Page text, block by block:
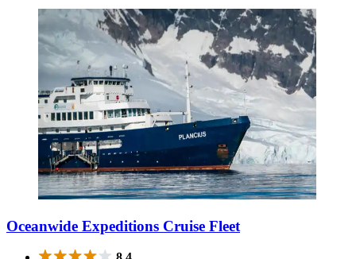
Oceanwide Expeditions Cruise Fleet